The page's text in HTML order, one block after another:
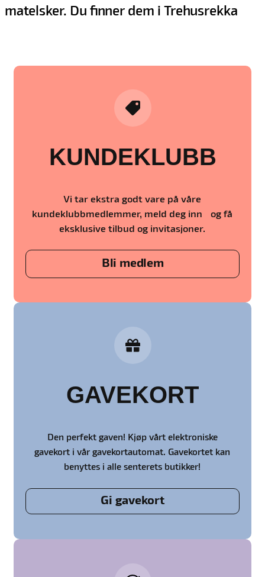
matelsker. Du finner dem i Trehusrekka
KUNDEKLUBB
Vi tar ekstra godt vare på våre
kundeklubbmedlemmer, meld deg inn og få
eksklusive tilbud og invitasjoner.
Bli medlem
GAVEKORT
Den perfekt gaven! Kjøp vårt elektroniske
gavekort i vår gavekortautomat. Gavekortet kan
benyttes i alle senterets butikker!
Gi gavekort